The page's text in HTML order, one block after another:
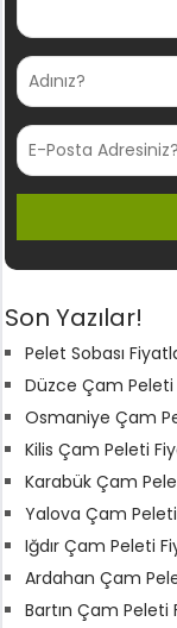
Son Yazılar!
Pelet Sobası
Düzce Çam Peleti
Osmaniye Çam
Kilis Çam Peleti
Karabük Çam
Yalova Çam Peleti
Iğdır Çam Peleti
Ardahan Çam
Bartın Çam Peleti